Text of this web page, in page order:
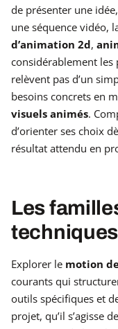
de présenter une
une séquence vidéo,
d’animation 2d,
considérablement les
relèvent pas d’un
besoins concrets en
visuels animés.
d’orienter ses choix
résultat attendu en
Les
Explorer le motion
courants qui
outils spécifiques et
projet, qu’il s’agisse